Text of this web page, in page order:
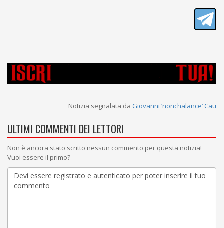
Notizia segnalata da Giovanni ‘nonchalance‘ Cau
ULTIMI COMMENTI DEI LETTORI
Non è ancora stato scritto nessun commento per questa notizia!
Vuoi essere il primo?